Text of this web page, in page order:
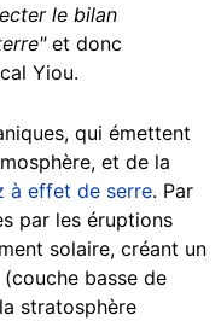
le bilan
et donc
Yiou.
qui émettent
et de la
à effet de serre. Par
par les éruptions
solaire, créant un
basse de
stratosphère